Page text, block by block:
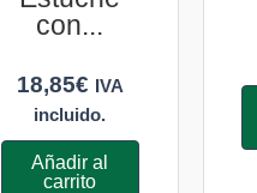
con...
18,85€ IVA
incluido.
Añadir al
carrito